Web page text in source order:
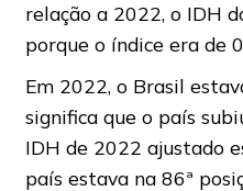
relação a 2022, o IDH
porque o índice era de
Em 2022, o Brasil
significa que o país
IDH de 2022 ajustado
país estava na 86ª